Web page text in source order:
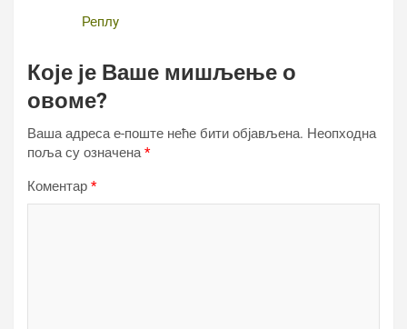
Реплy
Које је Ваше мишљење о
овоме?
Ваша адреса е-поште неће бити објављена. Неопходна
поља су означена*
Коментар *